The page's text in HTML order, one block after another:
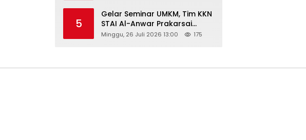
5
Gelar Seminar UMKM, Tim KKN
STAI Al-Anwar Prakarsai
Usaha Tepung Maizena di
Minggu, 26 Juli 2026 13:00 175